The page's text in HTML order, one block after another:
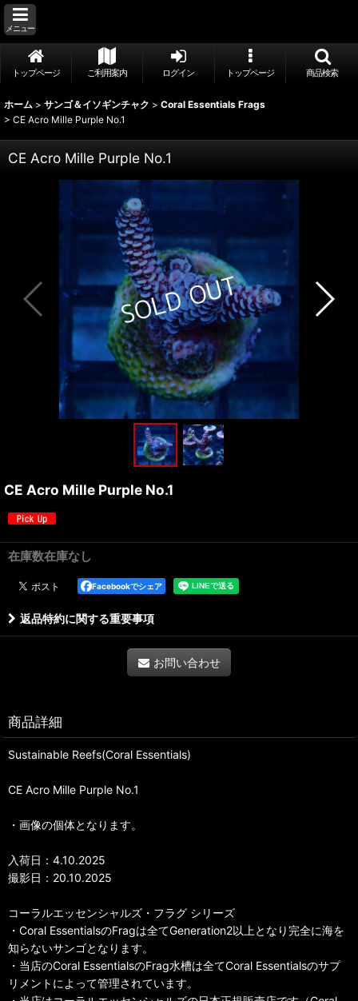
メニュー
トップページ ご利用案内 ログイン トップページ 商品検索
ホーム > サンゴ＆イソギンチャク > Coral Essentials Frags
> CE Acro Mille Purple No.1
CE Acro Mille Purple No.1
CE Acro Mille Purple No.1
在庫数在庫なし
Facebookでシェア
返品特約に関する重要事項
お問い合わせ
商品詳細
Sustainable Reefs(Coral Essentials)
CE Acro Mille Purple No.1
・画像の個体となります。
入荷日：4.10.2025
撮影日：20.10.2025
コーラルエッセンシャルズ・フラグ シリーズ
・Coral EssentialsのFragは全てGeneration2以上となり完全に海を
知らないサンゴとなります。
・当店のCoral EssentialsのFrag水槽は全てCoral Essentialsのサプ
リメントによって管理されています。